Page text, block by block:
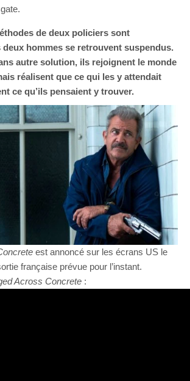
de deux policiers sont
deux hommes se retrouvent suspendus.
autre solution, ils rejoignent le monde
réalisent que ce qui les y attendait
ce qu’ils pensaient y trouver.
est annoncé sur les écrans US le
française prévue pour l’instant.
Across Concrete :